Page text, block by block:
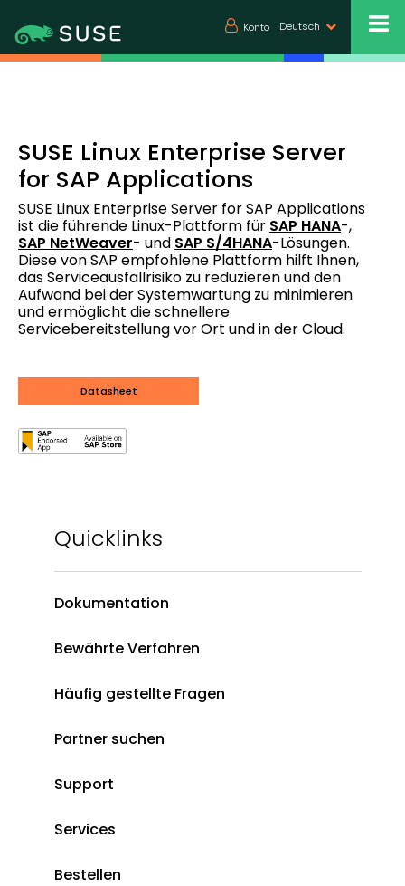
Konto Deutsch
SUSE Linux Enterprise Server
for SAP Applications
SUSE Linux Enterprise Server for SAP Applications
ist die führende Linux-Plattform für SAP HANA-,
SAP NetWeaver- und SAP S/4HANA-Lösungen.
Diese von SAP empfohlene Plattform hilft Ihnen,
das Serviceausfallrisiko zu reduzieren und den
Aufwand bei der Systemwartung zu minimieren
und ermöglicht die schnellere
Servicebereitstellung vor Ort und in der Cloud.
Datasheet
Quicklinks
Dokumentation
Bewährte Verfahren
Häufig gestellte Fragen
Partner suchen
Support
Services
Bestellen